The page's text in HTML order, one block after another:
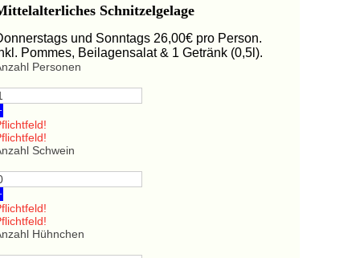
Schnitzelgelage
und Sonntags 26,00€ pro Person.
Pommes, Beilagensalat & 1 Getränk (0,5l).
Personen
Schwein
Hühnchen